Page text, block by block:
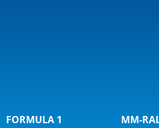
FORMULA 1 MM-